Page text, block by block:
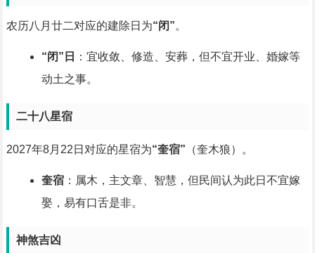
农历八月廿二对应的建除日为“闭”。
“闭”日
：宜收敛、修造、安葬，但不宜开业、婚嫁等
动土之事。
二十八星宿
2027年8月22日对应的星宿为“奎宿” （奎木狼）。
奎宿：属木，主文章、智慧，但民间认为此日不宜嫁
娶，易有口舌是非。
神煞吉凶